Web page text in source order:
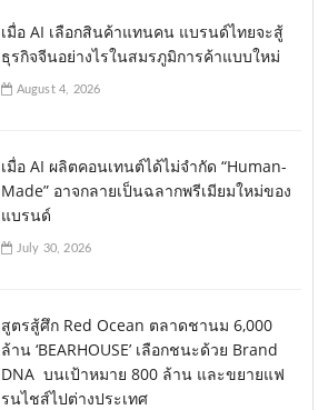
เมื่อ AI เลือกสินค้าแทนคน แบรนด์ไทยจะสู้
ธุรกิจจีนอย่างไรในสมรภูมิการค้าแบบใหม่
August 4, 2026
เมื่อ AI ผลิตคอนเทนต์ได้ไม่จำกัด “Human-
Made” อาจกลายเป็นฉลากพรีเมียมใหม่ของ
แบรนด์
July 30, 2026
สูตรสู้ศึก Red Ocean ตลาดชานม 6,000
ล้าน ‘BEARHOUSE’ เลือกชนะด้วย Brand
DNA บนเป้าหมาย 800 ล้าน และขยายแฟ
รนไชส์ไปต่างประเทศ